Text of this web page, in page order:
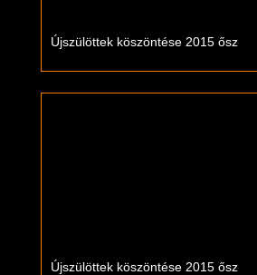
Újszülöttek köszöntése 2015 ősz
Újszülöttek köszöntése 2015 ősz